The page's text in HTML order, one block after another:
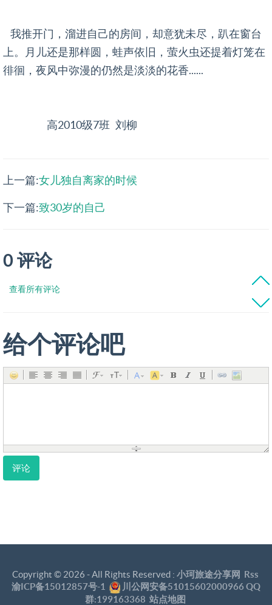
我推开门，溜进自己的房间，却意犹未尽，趴在窗台
上。月儿还是那样圆，蛙声依旧，萤火虫还提着灯笼在
徘徊，夜风中弥漫的仍然是淡淡的花香......
高2010级7班 刘柳
上一篇:女儿独自离家的时候
下一篇:致30岁的自己
0 评论
查看所有评论
给个评论吧
评论
Copyright © 2026 - All Rights Reserved : 小珂旅途分享网 Rss
渝ICP备15012857号-1
川公网安备51015602000966 QQ
群:199163368 站点地图